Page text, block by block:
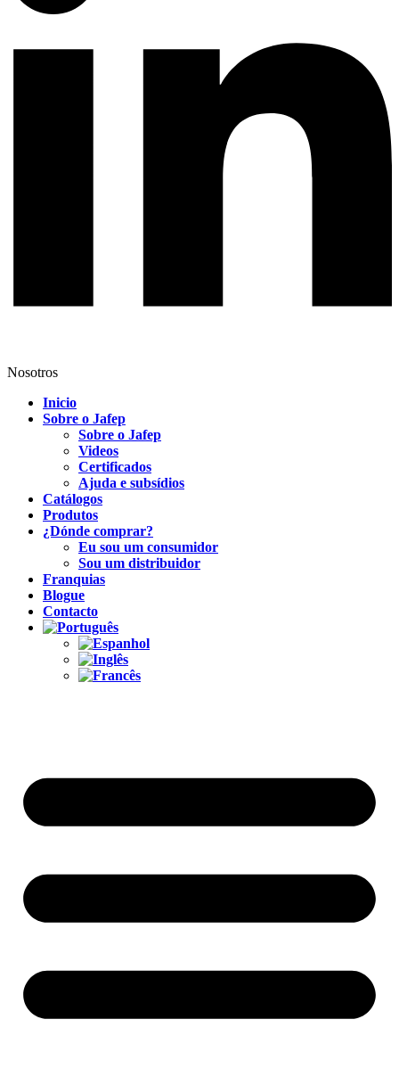
Nosotros
Inicio
Sobre o Jafep
Sobre o Jafep
Videos
Certificados
Ajuda e subsídios
Catálogos
Produtos
¿Dónde comprar?
Eu sou um consumidor
Sou um distribuidor
Franquias
Blogue
Contacto